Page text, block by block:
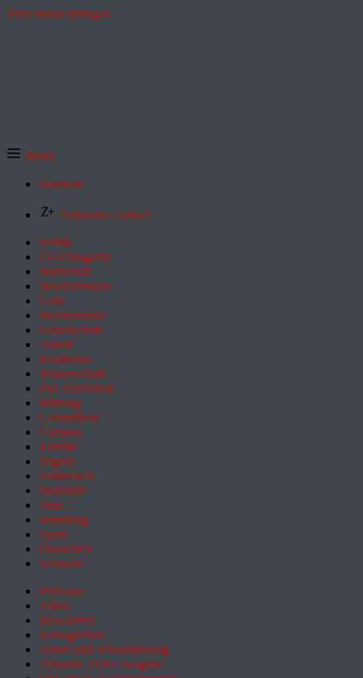
Zum Inhalt springen
Menü
Startseite
Exklusive Artikel
Politik
ZEITmagazin
Wirtschaft
Wochenmarkt
Geld
Wochenende
Gesellschaft
Arbeit
Feuilleton
Wissenschaft
Pol. Feuilleton
Bildung
Gesundheit
Campus
Familie
Digital
Entdecken
Mobilität
Sinn
Hamburg
Sport
Österreich
Schweiz
Podcasts
Video
Newsletter
Schlagzeilen
Daten und Visualisierung
Aktuelle ZEIT-Ausgabe